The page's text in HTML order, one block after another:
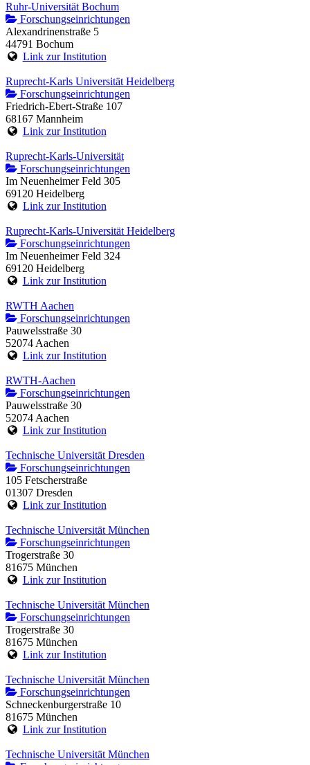
Ruhr-Universität Bochum
Forschungseinrichtungen
Alexandrinenstraße 5
44791 Bochum
Link zur Institution
Ruprecht-Karls Universität Heidelberg
Forschungseinrichtungen
Friedrich-Ebert-Straße 107
68167 Mannheim
Link zur Institution
Ruprecht-Karls-Universität
Forschungseinrichtungen
Im Neuenheimer Feld 305
69120 Heidelberg
Link zur Institution
Ruprecht-Karls-Universität Heidelberg
Forschungseinrichtungen
Im Neuenheimer Feld 324
69120 Heidelberg
Link zur Institution
RWTH Aachen
Forschungseinrichtungen
Pauwelsstraße 30
52074 Aachen
Link zur Institution
RWTH-Aachen
Forschungseinrichtungen
Pauwelsstraße 30
52074 Aachen
Link zur Institution
Technische Universität Dresden
Forschungseinrichtungen
105 Fetscherstraße
01307 Dresden
Link zur Institution
Technische Universität München
Forschungseinrichtungen
Trogerstraße 30
81675 München
Link zur Institution
Technische Universität München
Forschungseinrichtungen
Trogerstraße 30
81675 München
Link zur Institution
Technische Universität München
Forschungseinrichtungen
Schneckenburgerstraße 10
81675 München
Link zur Institution
Technische Universität München